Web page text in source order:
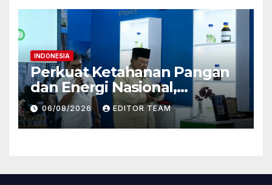
INDONESIA
Perkuat Ketahanan Pangan
dan Energi Nasional,
Presiden Prabowo Tinjau
Hilirisasi Bioetanol PTPN I
(Persero), Subholding
06/08/2026 EDITOR TEAM